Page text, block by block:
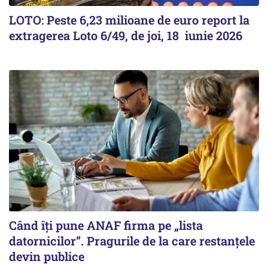
LOTO: Peste 6,23 milioane de euro report la
extragerea Loto 6/49, de joi, 18 iunie 2026
Când îți pune ANAF firma pe „lista
datornicilor”. Pragurile de la care restanțele
devin publice